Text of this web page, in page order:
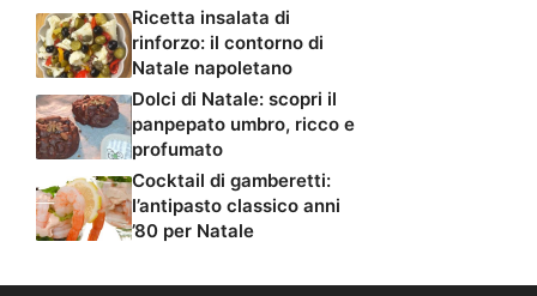
Ricetta insalata di
rinforzo: il contorno di
Natale napoletano
Dolci di Natale: scopri il
panpepato umbro, ricco e
profumato
Cocktail di gamberetti:
l’antipasto classico anni
’80 per Natale